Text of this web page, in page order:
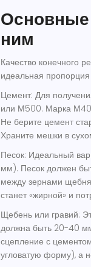
Основные
ним
Качество конечного
идеальная
Цемент: Для
или М500. Марка
Не берите цемент
Храните мешки в
Песок: Идеальный
мм). Песок должен
между зернами
станет «жирной» и
Щебень или гравий:
должна быть 20-40
сцепление с
угловатую форму), а